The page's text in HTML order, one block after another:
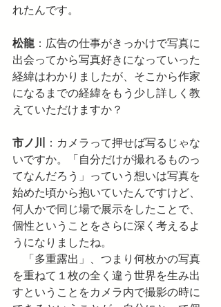
れたんです。
松龍 ：広告の仕事がきっかけで写真に
出会ってから写真好きになっていった
経緯はわかりましたが、そこから作家
になるまでの経緯をもう少し詳しく教
えていただけますか？
市ノ川
：カメラって押せば写るじゃな
いですか。「自分だけが撮れるものっ
てなんだろう」っていう想いは写真を
始めた頃から抱いていたんですけど、
何人かで同じ場で展示をしたことで、
個性ということをさらに深く考えるよ
うになりましたね。
「多重露出」、つまり何枚かの写真
を重ねて１枚の全く違う世界を生み出
すということをカメラ内で撮影の時に